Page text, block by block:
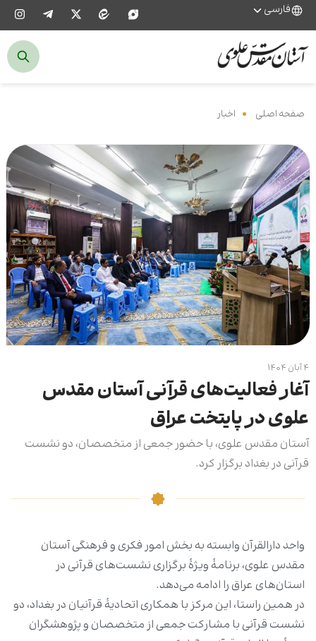
فارسی
صفحه اصلی اخبار
۴ آبان ۱۴۰۴
آغار فعالیت‌های قرآنی آستان مقدس
علوی در پایتخت عراق
آستان مقدس علوی، با حضور جمعی از متخصصان، دو نشست
قرآنی در بغداد برگزار کرد.
واحد دارالقرآن وابسته به بخش امور فکری و فرهنگی آستان
مقدس علوی، برنامۀ ویژۀ برگزاری نشست‌های قرآنی در
استان‌های عراق را ادامه می‌دهد.
در همین راستا، این مرکز با همکاری اتحادیۀ قرآنیان در بغداد، دو
نشست قرآنی با مشارکت جمعی از متخصصان و پژوهشگران